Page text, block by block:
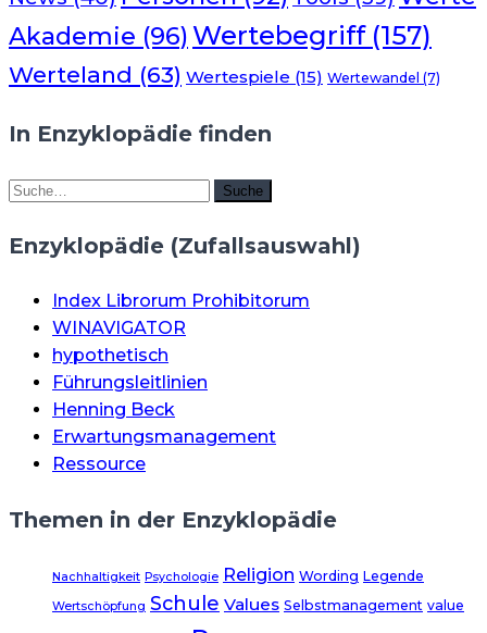
Akademie (96) Wertebegriff(157)
Werteland (63) Wertespiele (15) Wertewandel (7)
In Enzyklopädie finden
Suche Suche
Enzyklopädie (Zufallsauswahl)
Index Librorum Prohibitorum
WINAVIGATOR
hypothetisch
Führungsleitlinien
Henning Beck
Erwartungsmanagement
Ressource
Themen in der Enzyklopädie
Nachhaltigkeit Psychologie Religion Wording Legende
Wertschöpfung Schule Values Selbstmanagement value